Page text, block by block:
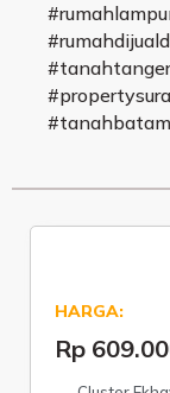
HARGA:
Rp